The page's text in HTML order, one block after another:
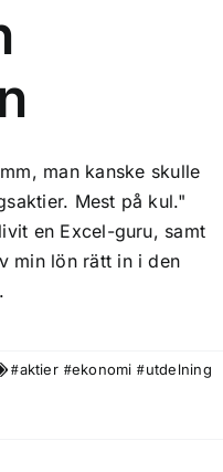
man kanske skulle
Mest på kul."
en Excel-guru, samt
min lön rätt in i den
aktier ekonomi
utdelning